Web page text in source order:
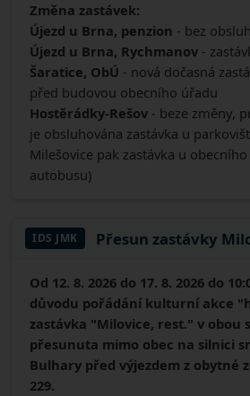
Změna zastávek:
Újezd u Brna, penzion - bez
Újezd u Brna, Rychmanov -
Šaratice, ObÚ - nová dočasná
před budovou obecního úřadu
Hostěrádky-Rešov - beze změny,
je obsluhována zastávka u
Milešovice pak zastávka u
autobusu)
IDS JMK Přesun zastávky
Od 12. 8. 2026 do 17. 8. 2026 do
důvodu pořádání kulturní akce
zastávka "Milovice, rest." v obou
přesunuta mimo obec na silnici
Bulhary před výjezdem z obytné
229.